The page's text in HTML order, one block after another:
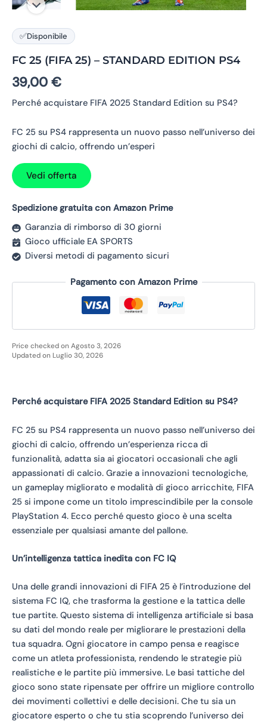
✅Disponibile
FC 25 (FIFA 25) – STANDARD EDITION PS4
39,00 €
Perché acquistare FIFA 2025 Standard Edition su PS4?
FC 25 su PS4 rappresenta un nuovo passo nell’universo dei
giochi di calcio, offrendo un’esperi
Vedi offerta
Spedizione gratuita con Amazon Prime
Garanzia di rimborso di 30 giorni
Gioco ufficiale EA SPORTS
Diversi metodi di pagamento sicuri
Pagamento con Amazon Prime
Price checked on Agosto 3, 2026
Updated on Luglio 30, 2026
Perché acquistare FIFA 2025 Standard Edition su PS4?
FC 25 su PS4 rappresenta un nuovo passo nell’universo dei
giochi di calcio, offrendo un’esperienza ricca di
funzionalità, adatta sia ai giocatori occasionali che agli
appassionati di calcio. Grazie a innovazioni tecnologiche,
un gameplay migliorato e modalità di gioco arricchite, FIFA
25 si impone come un titolo imprescindibile per la console
PlayStation 4. Ecco perché questo gioco è una scelta
essenziale per qualsiasi amante del pallone.
Un’intelligenza tattica inedita con FC IQ
Una delle grandi innovazioni di FIFA 25 è l’introduzione del
sistema FC IQ, che trasforma la gestione e la tattica delle
tue partite. Questo sistema di intelligenza artificiale si basa
su dati del mondo reale per migliorare le prestazioni della
tua squadra. Ogni giocatore in campo pensa e reagisce
come un atleta professionista, rendendo le strategie più
realistiche e le partite più immersive. Le basi tattiche del
gioco sono state ripensate per offrire un migliore controllo
dei movimenti collettivi e delle decisioni. Che tu sia un
giocatore esperto o che tu stia scoprendo l’universo dei